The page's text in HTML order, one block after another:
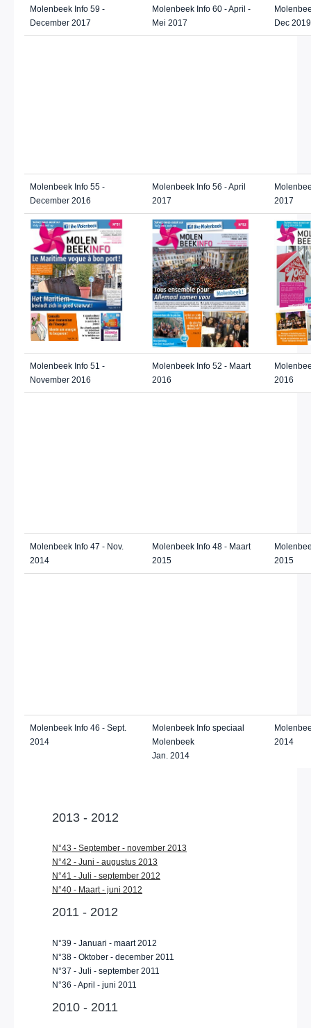
Molenbeek Info 59 -
December 2017
Molenbeek Info 60 - April -
Mei 2017
Dec
Molenbeek Info 55 -
December 2016
Molenbeek Info 56 - April
2017
2017
Molenbeek Info 51 -
November 2016
Molenbeek Info 52 - Maart
2016
2016
Molenbeek Info 47 - Nov.
2014
Molenbeek Info 48 - Maart
2015
2015
Molenbeek Info 46 - Sept.
2014
Molenbeek Info speciaal
Molenbeek
Jan. 2014
2014
2013 - 2012
N°43 - September - november 2013
N°42 - Juni - augustus 2013
N°41 - Juli - september 2012
N°40 - Maart - juni 2012
2011 - 2012
N°39 - Januari - maart 2012
N°38 - Oktober - december 2011
N°37 - Juli - september 2011
N°36 - April - juni 2011
2010 - 2011